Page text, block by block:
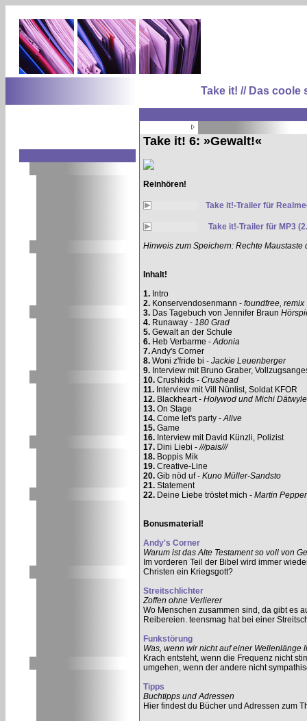
Take it! // Das
Take it! 6: »Gewalt!«
Reinhören!
Take it!-Trailer für
Take it!-Trailer für MP3
Hinweis zum Speichern: Rechte Maustaste
Inhalt!
1. Intro
2. Konservendosenmann - foundfree, remix
3. Das Tagebuch von Jennifer Braun
4. Runaway - 180 Grad
5. Gewalt an der Schule
6. Heb Verbarme -Adonia
7.Andy's Corner
8. Woni z'fride bi - Jackie Leuenberger
9. Interview mit Bruno Graber,
10. Crushkids - Crushead
11. Interview mit Vill Nünlist, Soldat KFOR
12. Blackheart - Holywod und Michi
13. On Stage
14. Come let's party -Alive
15. Game
16. Interview mit David Künzli, Polizist
17. Dini Liebi -///pais///
18. Boppis Mik
19. Creative-Line
20. Gib nöd uf - Kuno Müller-Sandsto
21. Statement
22. Deine Liebe tröstet mich - Martin Pepper
Bonusmaterial!
Andy's Corner
Warum ist das Alte Testament so voll von
Im vorderen Teil der Bibel wird immer
Christen ein Kriegsgott?
Streitschlichter
Zoffen ohne Verlierer
Wo Menschen zusammen sind, da gibt es
Reibereien. teensmag hat bei einer
Funkstörung
Was, wenn wir nicht auf einer Wellenlänge
Krach entsteht, wenn die Frequenz nicht
umgehen, wenn der andere nicht
Tipps
Buchtipps und Adressen
Hier findest du Bücher und Adressen zum